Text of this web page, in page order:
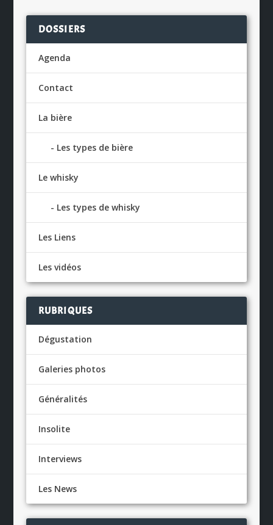
DOSSIERS
Agenda
Contact
La bière
Les types de bière
Le whisky
Les types de whisky
Les Liens
Les vidéos
RUBRIQUES
Dégustation
Galeries photos
Généralités
Insolite
Interviews
Les News